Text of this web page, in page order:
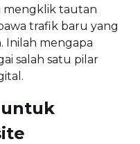
mengklik tautan
trafik baru yang
Inilah mengapa
salah satu pilar